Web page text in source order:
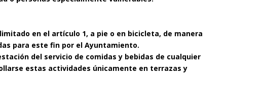
en el artículo 1, a pie o en bicicleta, de manera
para este fin por el Ayuntamiento.
del servicio de comidas y bebidas de cualquier
estas actividades únicamente en terrazas y